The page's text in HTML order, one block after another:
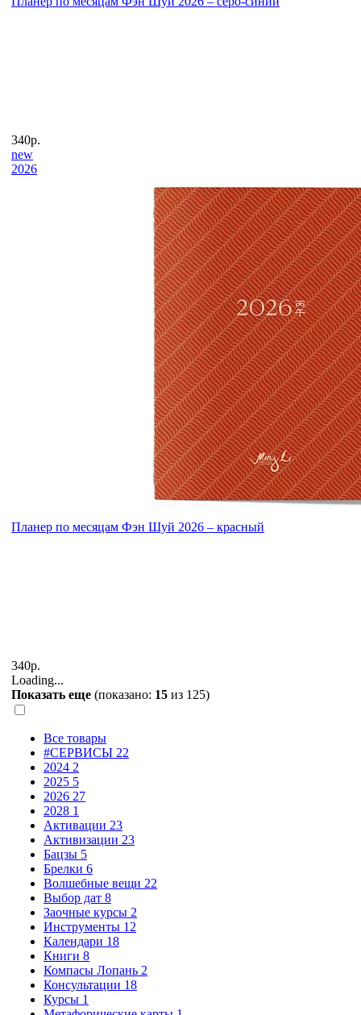
340р.
new
2026
Планер по месяцам Фэн Шуй 2026 – красный
340р.
Loading...
Показать еще (показано: 15 из 125)
Все товары
#СЕРВИСЫ 22
2024 2
2025 5
2026 27
2028 1
Активации 23
Активизации 23
Бацзы 5
Брелки 6
Волшебные вещи 22
Выбор дат 8
Заочные курсы 2
Инструменты 12
Календари 18
Книги 8
Компасы Лопань 2
Консультации 18
Курсы 1